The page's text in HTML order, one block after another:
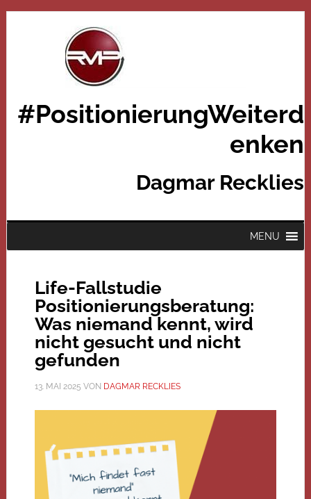
#PositionierungWeiterd
enken
Dagmar Recklies
MENU
Life-Fallstudie
Positionierungsberatung:
Was niemand kennt, wird
nicht gesucht und nicht
gefunden
13. MAI 2025 VON DAGMAR RECKLIES